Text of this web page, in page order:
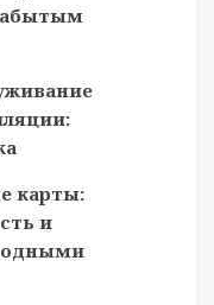
карты:
и